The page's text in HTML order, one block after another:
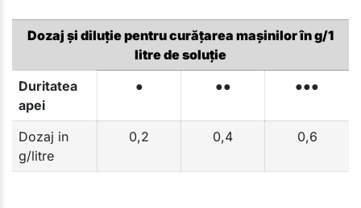
Dozaj și diluție pentru curățarea mașinilor în g/1
litre de soluție
Duritatea
apei
● ●● ●●●
Dozaj in
g/litre
0,2 0,4 0,6